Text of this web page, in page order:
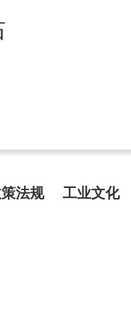
法规 工业文化